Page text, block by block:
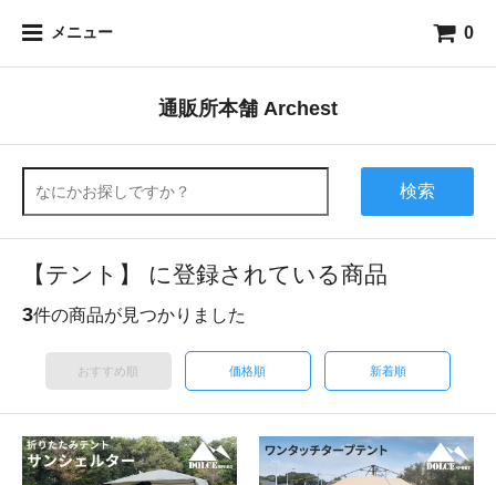
メニュー 0
通販所本舗 Archest
検索
【テント】 に登録されている商品
3件の商品が見つかりました
おすすめ順 価格順 新着順